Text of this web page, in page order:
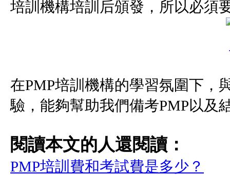
培訓機構培訓后頒發，所以必須
在PMP培訓機構的學習氛圍下，
驗，能夠幫助我們備考PMP以及
閱讀本文的人還閱讀：
PMP培訓費和考試費是多少？